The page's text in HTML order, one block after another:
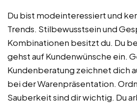
Du bist modeinteressiert und
Trends. Stilbewusstsein und
Kombinationen besitzt du. Du
gehst auf Kundenwünsche ein.
Kundenberatung zeichnet dich
bei der Warenpräsentation.
Sauberkeit sind dir wichtig. Du